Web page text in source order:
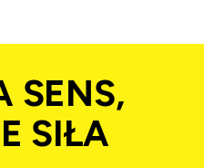
SENS,
SIŁA